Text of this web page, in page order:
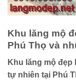
Khu lăng mộ
Phú Thọ và
Khu lăng mộ đẹp
tự nhiên tại Phú